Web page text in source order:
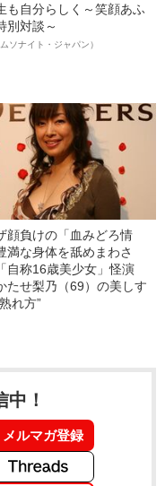
も自分らしく～笑顔あふ
別対談～
ソナイト・ジャパン）
顔負けの「血みどろ情
満な身体を舐めまわさ
自称16歳美少女」怪演
たせ梨乃（69）の美しす
れ方”
！
メルマガ登録